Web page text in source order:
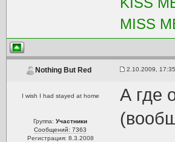
MISS
Nothing But Red 2.10.2009, 17:35
I wish I had stayed at home
Группа:Участники
Сообщений: 7363
Регистрация: 8.3.2008
А где